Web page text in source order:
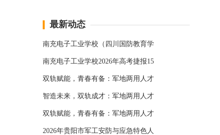
最新动态
南充电子工业学校（四川国防教育学
南充电子工业学校2026年高考捷报15
双轨赋能，青春有备：军地两用人才
智造未来，双轨成才：军地两用人才
双轨赋能，青春有备：军地两用人才
2026年贵阳市军工安防与应急特色人